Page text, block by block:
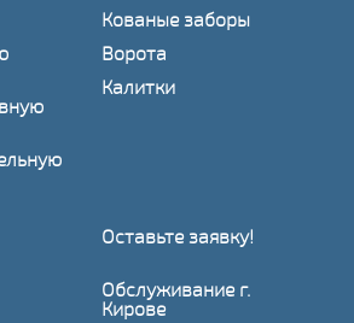
Кованые заборы
Ворота
Калитки
Оставьте заявку!
Обслуживание г.
Кирове